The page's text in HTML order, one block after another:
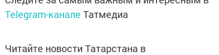
Telegram-канале Татмедиа
Читайте новости Татарстана в